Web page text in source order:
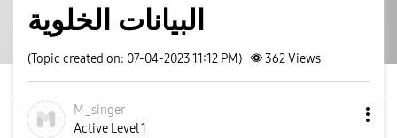
البيانات الخلوية
(Topic created on: 07-04-2023 11:12 PM) 362Views
M_singer
Active Level 1